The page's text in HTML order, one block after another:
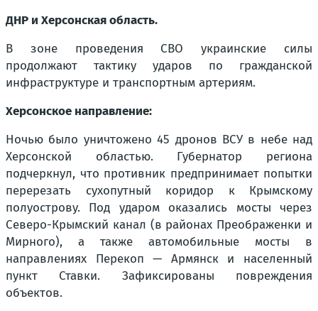
ДНР и Херсонская область.
В зоне проведения СВО украинские силы
продолжают тактику ударов по гражданской
инфраструктуре и транспортным артериям.
Херсонское направление:
Ночью было уничтожено 45 дронов ВСУ в небе над
Херсонской областью. Губернатор региона
подчеркнул, что противник предпринимает попытки
перерезать сухопутный коридор к Крымскому
полуострову. Под ударом оказались мосты через
Северо-Крымский канал (в районах Преображенки и
Мирного), а также автомобильные мосты в
направлениях Перекоп — Армянск и населенный
пункт Ставки. Зафиксированы повреждения
объектов.